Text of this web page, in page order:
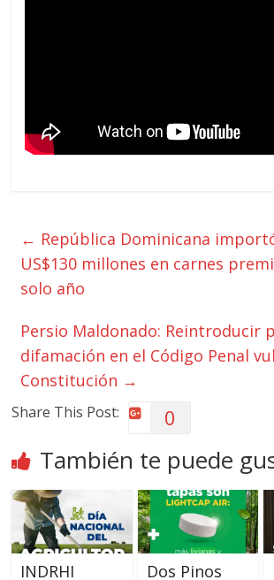
← República Dominicana
US$130 millones en carnes
solo año
Persio Maldonado: Reintroducir
difamación en el Código Penal
Constitución →
Share This Post: 0
También te puede
INDRHI
Dos Pinos